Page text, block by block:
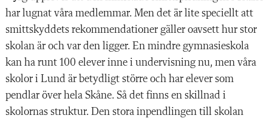
har lugnat våra medlemmar. Men det är lite speciellt att
smittskyddets rekommendationer gäller oavsett hur stor
skolan är och var den ligger. En mindre gymnasieskola
kan ha runt 100 elever inne i undervisning nu, men våra
skolor i Lund är betydligt större och har elever som
pendlar över hela Skåne. Så det finns en skillnad i
skolornas struktur. Den stora inpendlingen till skolan